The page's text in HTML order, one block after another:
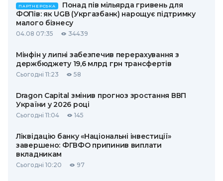
ПАРТНЕРСЬКА
Понад пів мільярда гривень для
ФОПів: як UGB (Укргазбанк) нарощує підтримку
малого бізнесу
04.08 07:35 34439
Мінфін у липні забезпечив перерахування з
держбюджету 19,6 млрд грн трансфертів
Сьогодні 11:23 58
Dragon Capital змінив прогноз зростання ВВП
України у 2026 році
Сьогодні 11:04 145
Ліквідацію банку «Національні інвестиції»
завершено: ФГВФО припинив виплати
вкладникам
Сьогодні 10:20 97